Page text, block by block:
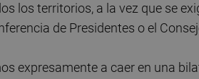
los territorios, a la vez que se
de Presidentes o el
expresamente a caer en una